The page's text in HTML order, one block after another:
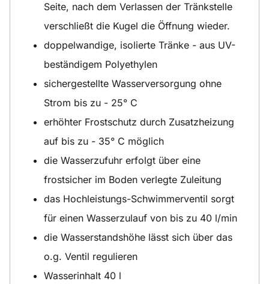
Seite, nach dem Verlassen der Tränkstelle
verschließt die Kugel die Öffnung wieder.
doppelwandige, isolierte Tränke - aus UV-
beständigem Polyethylen
sichergestellte Wasserversorgung ohne
Strom bis zu - 25° C
erhöhter Frostschutz durch Zusatzheizung
auf bis zu - 35° C möglich
die Wasserzufuhr erfolgt über eine
frostsicher im Boden verlegte Zuleitung
das Hochleistungs-Schwimmerventil sorgt
für einen Wasserzulauf von bis zu 40 l/min
die Wasserstandshöhe lässt sich über das
o.g. Ventil regulieren
Wasserinhalt 40 l